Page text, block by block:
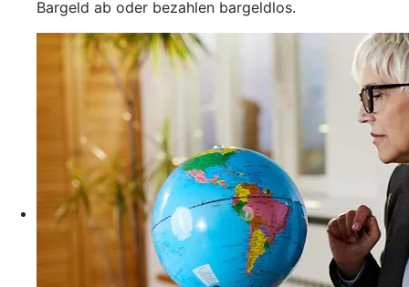
Bargeld ab oder bezahlen bargeldlos.